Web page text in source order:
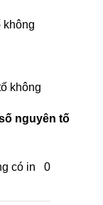
không
không
nguyên tố
có in 0